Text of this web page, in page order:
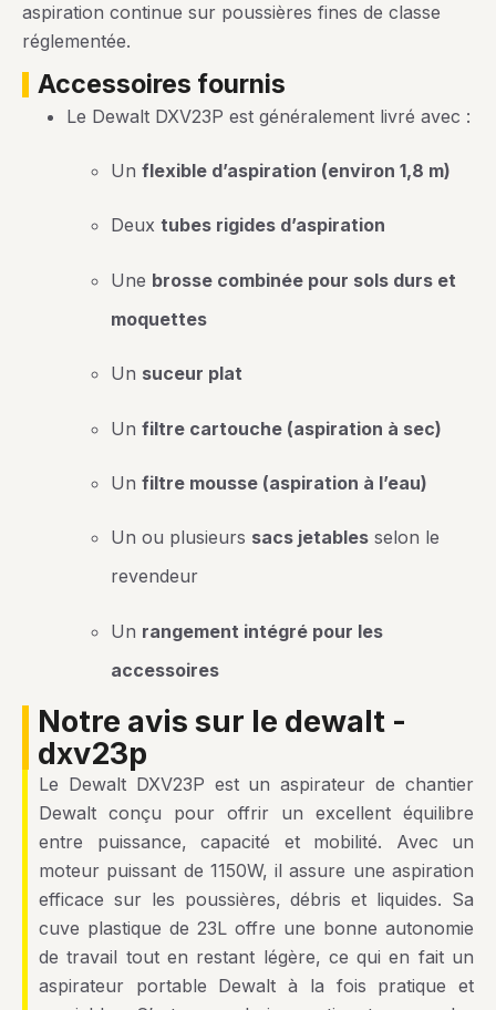
aspiration continue sur poussières fines de classe
réglementée.
accessoires fournis
Le Dewalt DXV23P est généralement livré avec :
Un flexible d’aspiration (environ 1,8 m)
Deux tubes rigides d’aspiration
Une brosse combinée pour sols durs et
moquettes
Un suceur plat
Un filtre cartouche (aspiration à sec)
Un filtre mousse (aspiration à l’eau)
Un ou plusieurs sacs jetables selon le
revendeur
Un rangement intégré pour les
accessoires
notre avis sur le dewalt -
dxv23p
Le Dewalt DXV23P est un aspirateur de chantier
Dewalt conçu pour offrir un excellent équilibre
entre puissance, capacité et mobilité. Avec un
moteur puissant de 1150W, il assure une aspiration
efficace sur les poussières, débris et liquides. Sa
cuve plastique de 23L offre une bonne autonomie
de travail tout en restant légère, ce qui en fait un
aspirateur portable Dewalt à la fois pratique et